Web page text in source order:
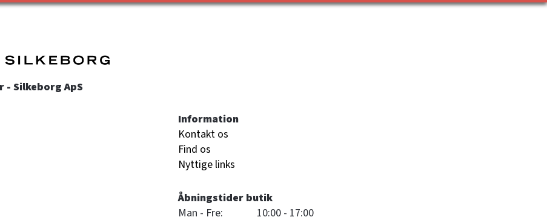
- Silkeborg ApS
Information
Kontakt os
Find os
Nyttige links
Åbningstider butik
Man - Fre:
10:00 - 17:00